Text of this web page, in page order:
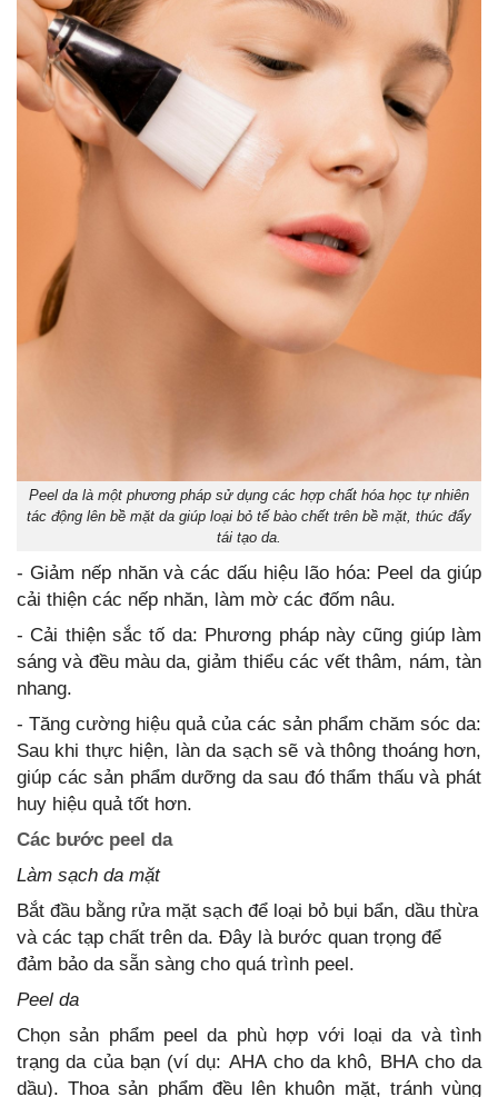
Peel da là một phương pháp sử dụng các hợp chất hóa học tự nhiên
tác động lên bề mặt da giúp loại bỏ tế bào chết trên bề mặt, thúc đẩy
tái tạo da.
- Giảm nếp nhăn và các dấu hiệu lão hóa: Peel da giúp
cải thiện các nếp nhăn, làm mờ các đốm nâu.
- Cải thiện sắc tố da: Phương pháp này cũng giúp làm
sáng và đều màu da, giảm thiểu các vết thâm, nám, tàn
nhang.
- Tăng cường hiệu quả của các sản phẩm chăm sóc da:
Sau khi thực hiện, làn da sạch sẽ và thông thoáng hơn,
giúp các sản phẩm dưỡng da sau đó thẩm thấu và phát
huy hiệu quả tốt hơn.
Các bước peel da
Làm sạch da mặt
Bắt đầu bằng rửa mặt sạch để loại bỏ bụi bẩn, dầu thừa
và các tạp chất trên da. Đây là bước quan trọng để
đảm bảo da sẵn sàng cho quá trình peel.
Peel da
Chọn sản phẩm peel da phù hợp với loại da và tình
trạng da của bạn (ví dụ: AHA cho da khô, BHA cho da
dầu). Thoa sản phẩm đều lên khuôn mặt, tránh vùng